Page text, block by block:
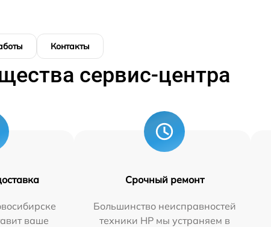
Контакты
сервис-центра
ваше
Срочный ремонт
Большинство неисправностей
техники HP мы устраняем в